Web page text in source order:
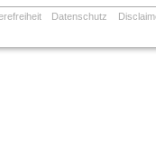
Datenschutz